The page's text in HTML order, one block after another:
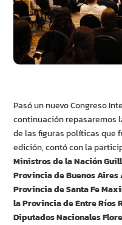
Pasó un nuevo Congreso
continuación repasaremos
de las figuras políticas que
edición, contó con la
Ministros de la Nación
Provincia de Buenos
Provincia de Santa Fe
la Provincia de Entre Ríos
Diputados Nacionales